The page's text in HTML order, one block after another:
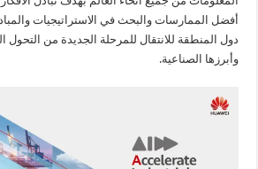
أفضل الممارسات والبحث في الاستراتيجيات
دول المنطقة للانتقال للمرحلة الجديدة من
وأبرزها الصناعية.